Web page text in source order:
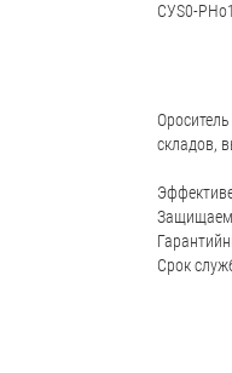
СУS0-
складов,
Срок